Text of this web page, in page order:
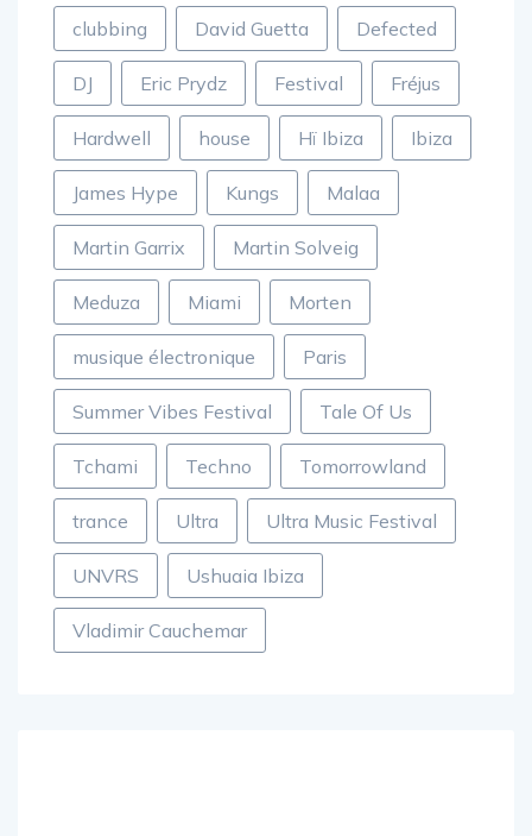
clubbing David Guetta Defected
DJ Eric Prydz Festival Fréjus
Hardwell house Hï Ibiza Ibiza
James Hype Kungs Malaa
Martin Garrix Martin Solveig
Meduza Miami Morten
musique électronique Paris
Summer Vibes Festival Tale Of Us
Tchami Techno Tomorrowland
trance Ultra Ultra Music Festival
UNVRS Ushuaia Ibiza
Vladimir Cauchemar